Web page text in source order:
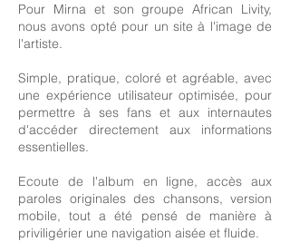
Pour Mirna et son groupe African Livity,
nous avons opté pour un site à l'image de
l'artiste.
Simple, pratique, coloré et agréable, avec
une expérience utilisateur optimisée, pour
permettre à ses fans et aux internautes
d'accéder directement aux informations
essentielles.
Ecoute de l'album en ligne, accès aux
paroles originales des chansons, version
mobile, tout a été pensé de manière à
priviligérier une navigation aisée et fluide.